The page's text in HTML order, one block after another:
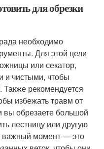
для обрезки
необходимо
Для этой цели
или секатор,
и чистыми, чтобы
Также рекомендуется
избежать травм от
вы обрезаете большой
лестницу или другую
важный момент — это